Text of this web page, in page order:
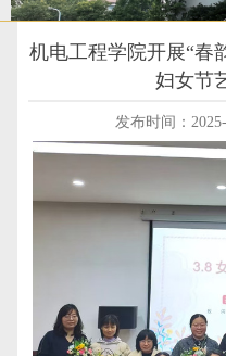
机电工程学院开展“春
妇女节
发布时间：